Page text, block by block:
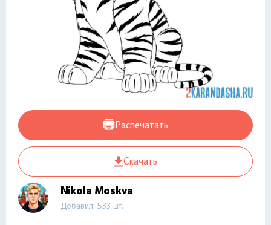
Распечатать
Скачать
Nikola Moskva
Добавил: 533 шт.